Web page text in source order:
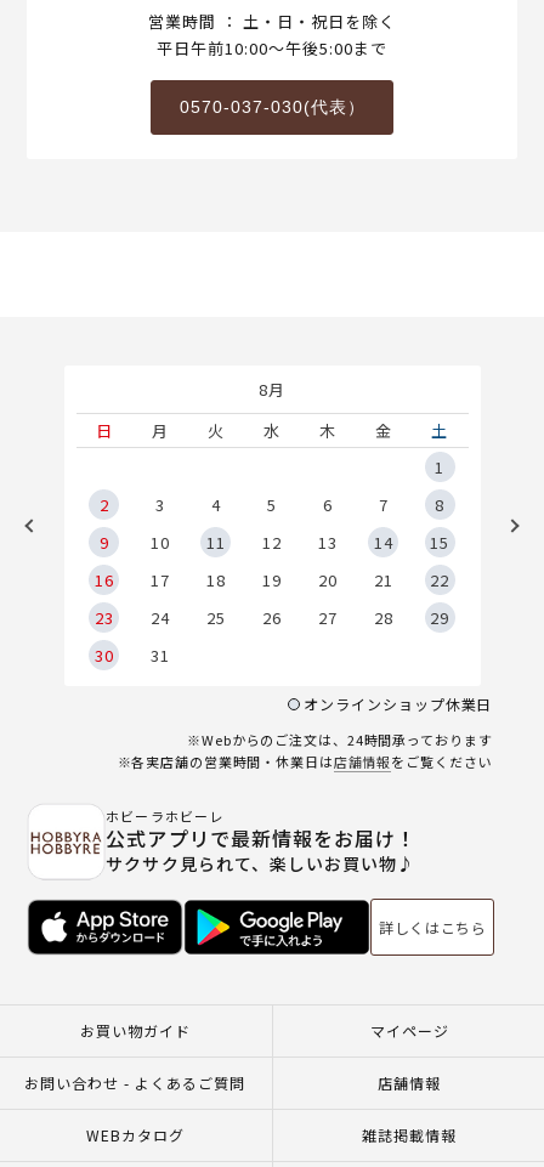
営業時間 ： 土・日・祝日を除く
平日午前10:00～午後5:00まで
0570-037-030(代表）
8月
日
月 火 水 木 金
土
1
2
3 4 5 6 7
8
9
10 11 12 13 14
15
16
17 18 19 20 21
22
23
24 25 26 27 28
29
30
31
オンラインショップ休業日
※Webからのご注文は、24時間承っております
※各実店舗の営業時間・休業日は店舗情報をご覧ください
ホビーラホビーレ
公式アプリで最新情報をお届け！
サクサク見られて、楽しいお買い物♪
詳しくはこちら
お買い物ガイド マイページ
お問い合わせ - よくあるご質問 店舗情報
WEBカタログ 雑誌掲載情報